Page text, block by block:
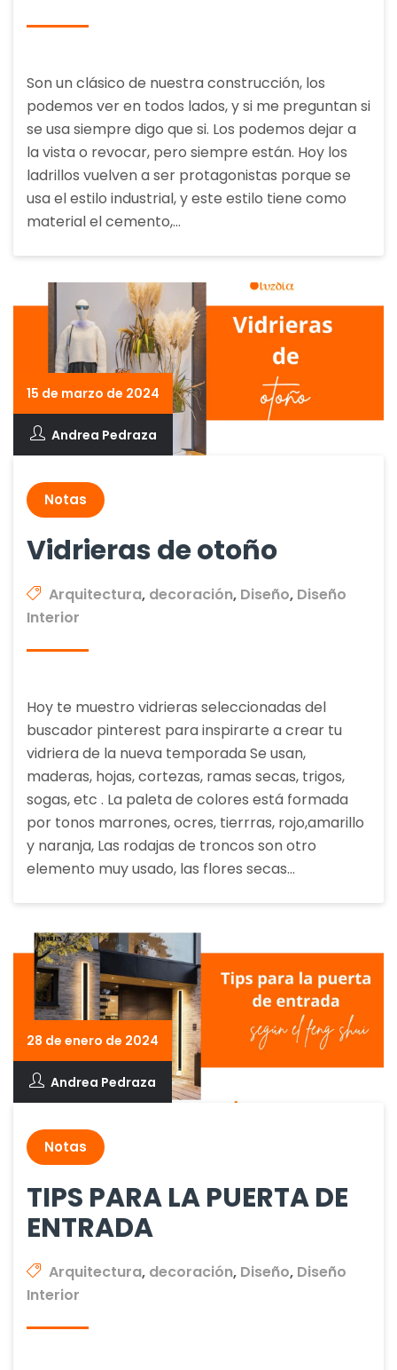
Son un clásico de nuestra construcción, los
podemos ver en todos lados, y si me preguntan si
se usa siempre digo que si. Los podemos dejar a
la vista o revocar, pero siempre están. Hoy los
ladrillos vuelven a ser protagonistas porque se
usa el estilo industrial, y este estilo tiene como
material el cemento,…
15 de marzo de 2024
Andrea Pedraza
Notas
Vidrieras de otoño
Arquitectura, decoración, Diseño, Diseño
Interior
Hoy te muestro vidrieras seleccionadas del
buscador pinterest para inspirarte a crear tu
vidriera de la nueva temporada Se usan,
maderas, hojas, cortezas, ramas secas, trigos,
sogas, etc . La paleta de colores está formada
por tonos marrones, ocres, tierrras, rojo,amarillo
y naranja, Las rodajas de troncos son otro
elemento muy usado, las flores secas…
28 de enero de 2024
Andrea Pedraza
Notas
TIPS PARA LA PUERTA DE
ENTRADA
Arquitectura, decoración, Diseño, Diseño
Interior